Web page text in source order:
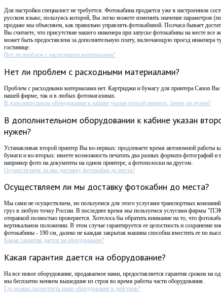
Для настройки специалист не требуется. Фотокабина продается уже в настроенном
русском языке, пользуясь которой, Вы легко можете изменить значение параметров
продаже мы объясняем, как правильно управлять фотокабиной. Полчаса бывает
Вы считаете, что присутствие нашего инженера при запуске фотокабины на месте все
может быть предоставлена за дополнительную плату, включающую проезд инженера
гостинице.
Нет ли проблем с расходными материалами?
Нет ли проблем с расходными материалами?
Проблем с расходными материалами нет. Картриджи и бумагу для принтера Canon Вы
нашей фирме, так и в любых фотомагазинах.
В дополнительном оборудовании к кабине указан второй принтер. Зачем он нужен?
В дополнительном оборудовании к кабине указан
нужен?
Устанавливая второй принтер Вы во-первых: продлеваете время автономной работы
бумаги и во-вторых: имеете возможность печатать два разных формата фотографий и
например фото на документы на одном принтере, а фотополоски на другом.
Осуществляем ли мы доставку фотокабин до места?
Осуществляем ли мы доставку фотокабин до места?
Мы сами не осуществляем, но пользуемся для этого услугами транспортных
груз в любую точку России. В последнее время мы пользуемся услугами фирмы
отправкой полностью проверяется. Хотелось бы обратить внимание на то, что
вертикальном положении. В этом случае гарантируется ее целостность и сохранение
фотокабины - 190 см, далеко не каждая закрытая машина способна вместить ее по
Какая гарантия дается на оборудование?
Какая гарантия дается на оборудование?
На все новое оборудование, продаваемое нами, предоставляется гарантия сроком на
мы бесплатно меняем вышедшие из строя во время работы части оборудования.
Где можно посмотреть наше оборудование в действии?